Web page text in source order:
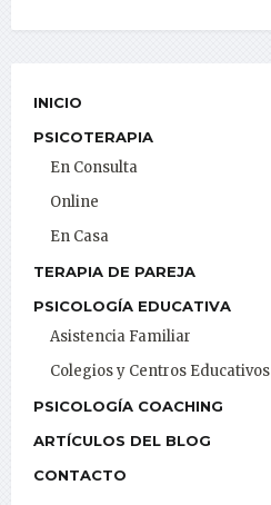
INICIO
PSICOTERAPIA
En Consulta
Online
En Casa
TERAPIA DE PAREJA
PSICOLOGÍA EDUCATIVA
Asistencia Familiar
Colegios y Centros Educativos
PSICOLOGÍA COACHING
ARTÍCULOS DEL BLOG
CONTACTO